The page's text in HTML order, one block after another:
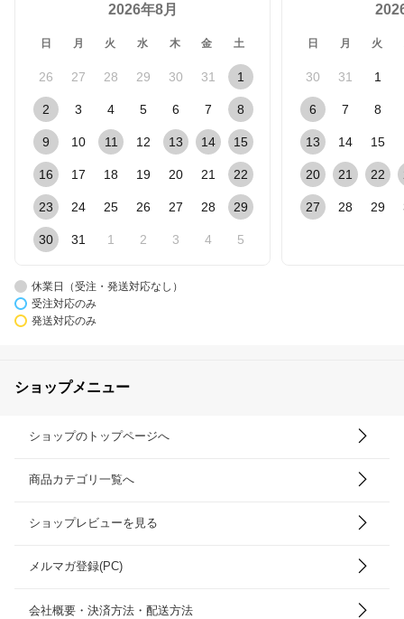
2026年8月
日 月 火 水 木 金 土
26 27 28 29 30 31 1
2 3 4 5 6 7 8
9 10 11 12 13 14 15
16 17 18 19 20 21 22
23 24 25 26 27 28 29
30 31 1 2 3 4 5
日 月 火
30 31 1
6 7 8
13 14 15
20 21 22
27 28 29
休業日（受注・発送対応なし）
受注対応のみ
発送対応のみ
ショップメニュー
ショップのトップページへ
商品カテゴリ一覧へ
ショップレビューを見る
メルマガ登録(PC)
会社概要・決済方法・配送方法